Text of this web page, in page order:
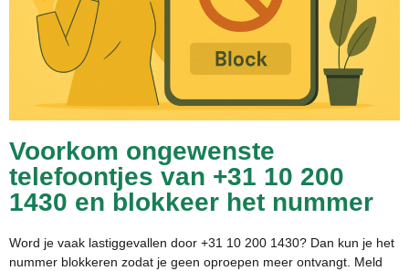
Voorkom ongewenste
telefoontjes van +31 10 200
1430 en blokkeer het nummer
Word je vaak lastiggevallen door +31 10 200 1430? Dan kun je het
nummer blokkeren zodat je geen oproepen meer ontvangt. Meld